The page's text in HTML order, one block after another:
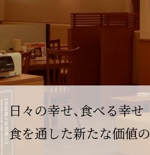
日々の幸せ、食べる幸せ
食を通した新たな価値の